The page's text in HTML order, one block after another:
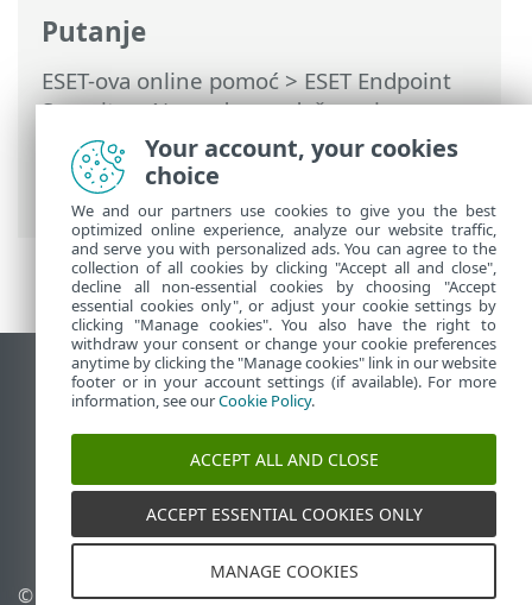
Putanje
ESET-ova online pomoć > ESET Endpoint
Security>Napredno podešavanje>
Zaštite> Zaštita web pristupa>
Upravljanje popisom URL adresa
Stvaranje novog popisa URL adresa
Prikaži stranicu za radnu površinu
End of Life
ESET-ova baza znanja
ESET Status Portal
Regionalna podrška
© 1992 - 2026 ESET, spol. s Upravljanje kolačićima
Your account, your cookies
choice
We and our partners use cookies to give you the best
optimized online experience, analyze our website traffic,
and serve you with personalized ads. You can agree to the
collection of all cookies by clicking "Accept all and close",
decline all non-essential cookies by choosing "Accept
essential cookies only", or adjust your cookie settings by
clicking "Manage cookies". You also have the right to
withdraw your consent or change your cookie preferences
anytime by clicking the "Manage cookies" link in our website
footer or in your account settings (if available). For more
information, see ourCookie Policy.
ACCEPT ALL AND CLOSE
ACCEPT ESSENTIAL COOKIES ONLY
MANAGE COOKIES